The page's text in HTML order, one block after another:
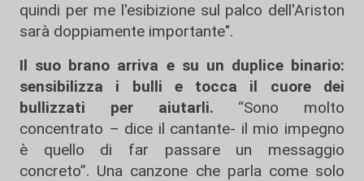
quindi per me l'esibizione sul palco dell'Ariston
sarà doppiamente importante".
Il suo brano arriva e su un duplice binario:
sensibilizza i bulli e tocca il cuore dei
bullizzati per aiutarli. “Sono molto
concentrato – dice il cantante- il mio impegno
è quello di far passare un messaggio
concreto”. Una canzone che parla come solo